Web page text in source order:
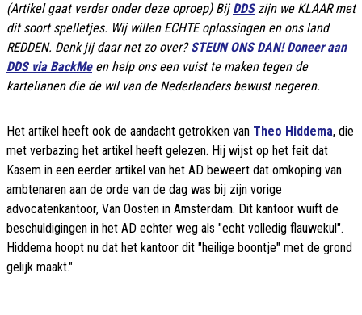
(Artikel gaat verder onder deze oproep) Bij DDSzijn we KLAAR met
dit soort spelletjes. Wij willen ECHTE oplossingen en ons land
REDDEN. Denk jij daar net zo over?STEUN ONS DAN! Doneer aan
DDS via BackMeen help ons een vuist te maken tegen de
kartelianen die de wil van de Nederlanders bewust negeren.
Het artikel heeft ook de aandacht getrokken van Theo Hiddema, die
met verbazing het artikel heeft gelezen. Hij wijst op het feit dat
Kasem in een eerder artikel van het AD beweert dat omkoping van
ambtenaren aan de orde van de dag was bij zijn vorige
advocatenkantoor, Van Oosten in Amsterdam. Dit kantoor wuift de
beschuldigingen in het AD echter weg als "echt volledig flauwekul".
Hiddema hoopt nu dat het kantoor dit "heilige boontje" met de grond
gelijk maakt."